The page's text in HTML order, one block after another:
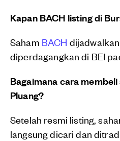
Kapan BACH listing di
Saham BACH
diperdagangkan di BEI
Bagaimana cara
Pluang?
Setelah resmi listing,
langsung dicari dan